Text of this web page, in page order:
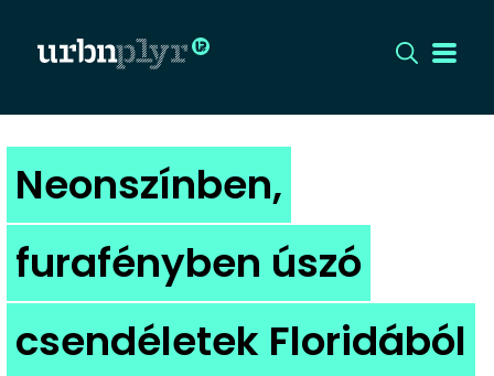
CÍMLAP
DIZÁJN
DIVAT
HIP
Neonszínben,
furafényben úszó
csendéletek Floridából